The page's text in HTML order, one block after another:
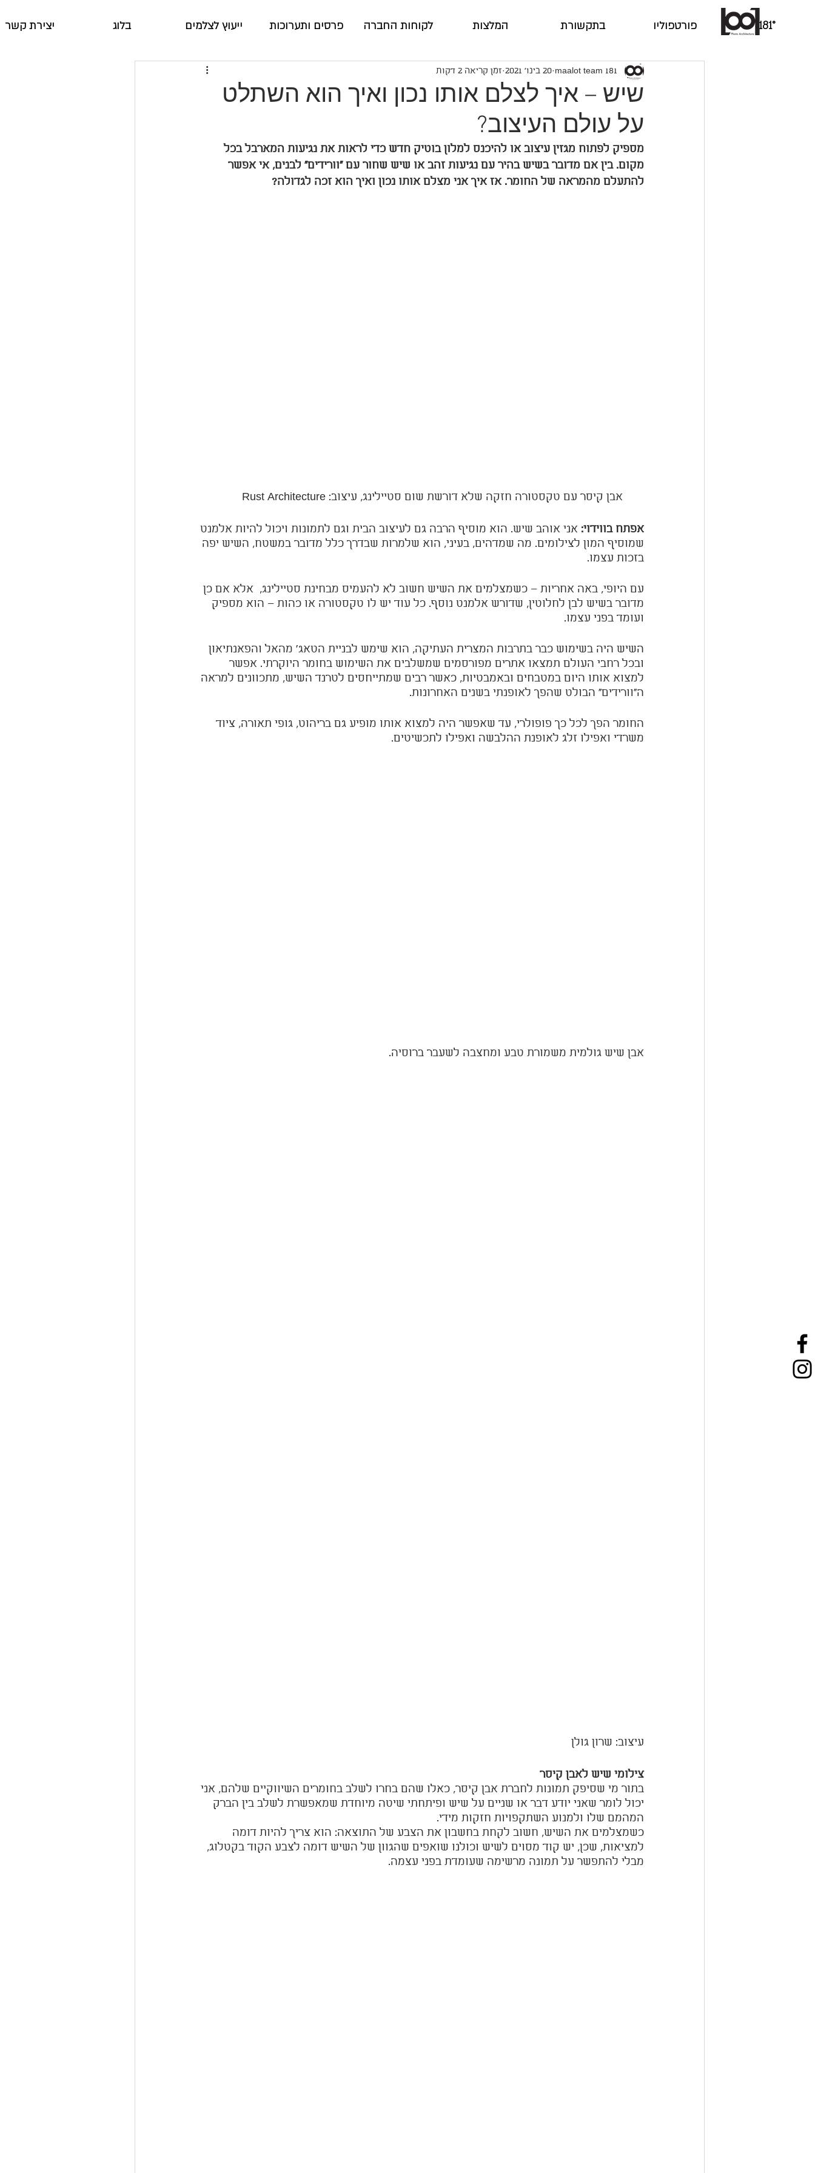
181° פורטפוליו בתקשורת המלצות לקוחות החברה פרסים ותערוכות ייעוץ לצלמים בלוג יצירת קשר
שיש – איך לצלם אותו נכון ואיך הוא השתלט
על עולם העיצוב?
181 maalot team 20 בינו׳ 2021 זמן קריאה 2 דקות
מספיק לפתוח מגזין עיצוב או להיכנס למלון בוטיק חדש כדי לראות את נגיעות המארבל בכל
מקום. בין אם מדובר בשיש בהיר עם נגיעות זהב או שיש שחור עם ״וורידים״ לבנים, אי אפשר
להתעלם מהמראה של החומר. אז איך אני מצלם אותו נכון ואיך הוא זכה לגדולה?
אפתח בווידוי: אני אוהב שיש. הוא מוסיף הרבה גם לעיצוב הבית וגם לתמונות ויכול להיות אלמנט
שמוסיף המון לצילומים. מה שמדהים, בעיני, הוא שלמרות שבדרך כלל מדובר במשטח, השיש יפה
בזכות עצמו.
עם היופי, באה אחריות – כשמצלמים את השיש חשוב לא להעמיס מבחינת סטיילינג,  אלא אם כן
מדובר בשיש לבן לחלוטין, שדורש אלמנט נוסף. כל עוד יש לו טקסטורה או כהות – הוא מספיק
ועומד בפני עצמו.
השיש היה בשימוש כבר בתרבות המצרית העתיקה, הוא שימש לבניית הטאג' מהאל והפאנתיאון
ובכל רחבי העולם תמצאו אתרים מפורסמים שמשלבים את השימוש בחומר היוקרתי. אפשר
למצוא אותו היום במטבחים ובאמבטיות, כאשר רבים שמתייחסים לטרנד השיש, מתכוונים למראה
ה"וורידים" הבולט שהפך לאופנתי בשנים האחרונות.
החומר הפך לכל כך פופולרי, עד שאפשר היה למצוא אותו מופיע גם בריהוט, גופי תאורה, ציוד
משרדי ואפילו זלג לאופנת ההלבשה ואפילו לתכשיטים.
אבן שיש גולמית משמורת טבע ומחצבה לשעבר ברוסיה.
עיצוב: שרון גולן
צילומי שיש לאבן קיסר
בתור מי שסיפק תמונות לחברת אבן קיסר, כאלו שהם בחרו לשלב בחומרים השיווקיים שלהם, אני
יכול לומר שאני יודע דבר או שניים על שיש ופיתחתי שיטה מיוחדת שמאפשרת לשלב בין הברק
המהמם שלו ולמנוע השתקפויות חזקות מידי.
כשמצלמים את השיש, חשוב לקחת בחשבון את הצבע של התוצאה: הוא צריך להיות דומה
למציאות, שכן, יש קוד מסוים לשיש וכולנו שואפים שהגוון של השיש דומה לצבע הקוד בקטלוג,
מבלי להתפשר על תמונה מרשימה שעומדת בפני עצמה.